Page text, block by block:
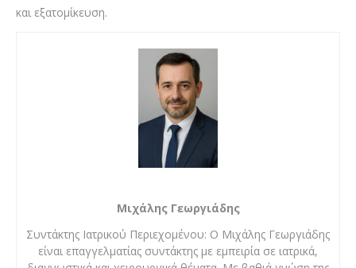
και εξατομίκευση.
Μιχάλης Γεωργιάδης
Συντάκτης Ιατρικού Περιεχομένου: Ο Μιχάλης Γεωργιάδης
είναι επαγγελματίας συντάκτης με εμπειρία σε ιατρικά,